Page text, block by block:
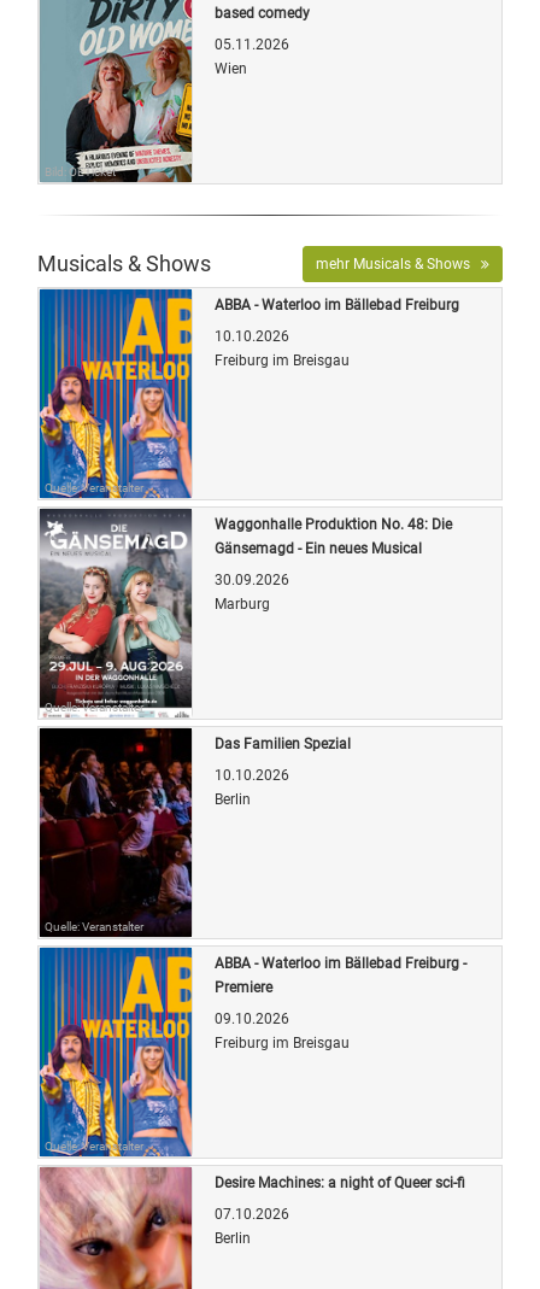
Bild: OETicket
based comedy
05.11.2026
Wien
Musicals & Shows mehr Musicals & Shows
Quelle: Veranstalter
ABBA - Waterloo im Bällebad Freiburg
10.10.2026
Freiburg im Breisgau
Quelle: Veranstalter
Waggonhalle Produktion No. 48: Die
Gänsemagd - Ein neues Musical
30.09.2026
Marburg
Quelle: Veranstalter
Das Familien Spezial
10.10.2026
Berlin
Quelle: Veranstalter
ABBA - Waterloo im Bällebad Freiburg -
Premiere
09.10.2026
Freiburg im Breisgau
Desire Machines: a night of Queer sci-fi
07.10.2026
Berlin